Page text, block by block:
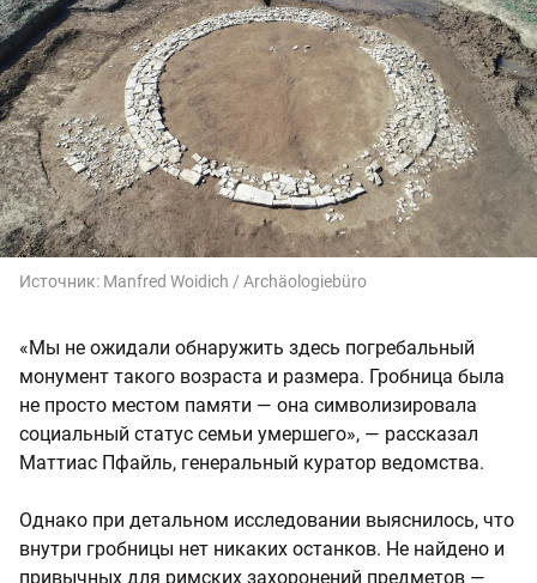
Источник: Manfred Woidich / Archäologiebüro
«Мы не ожидали обнаружить здесь погребальный
монумент такого возраста и размера. Гробница была
не просто местом памяти — она символизировала
социальный статус семьи умершего», — рассказал
Маттиас Пфайль, генеральный куратор ведомства.
Однако при детальном исследовании выяснилось, что
внутри гробницы нет никаких останков. Не найдено и
привычных для римских захоронений предметов —